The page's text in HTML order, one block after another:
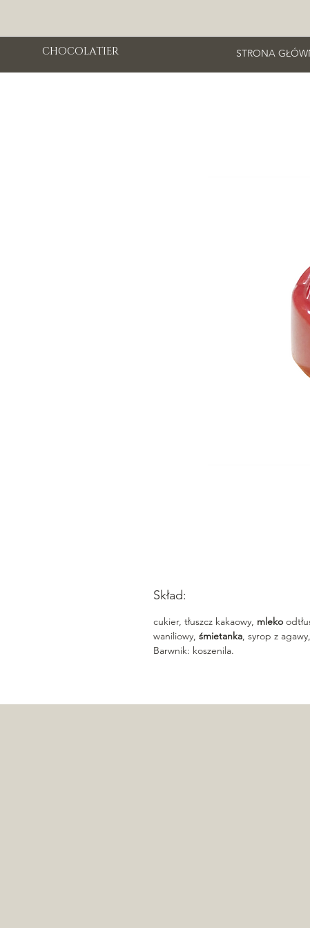
CHOCOLATIER STRONA
Skład:
cukier, tłuszcz kakaowy, mleko
waniliowy, śmietanka, syrop z
Barwnik: koszenila.